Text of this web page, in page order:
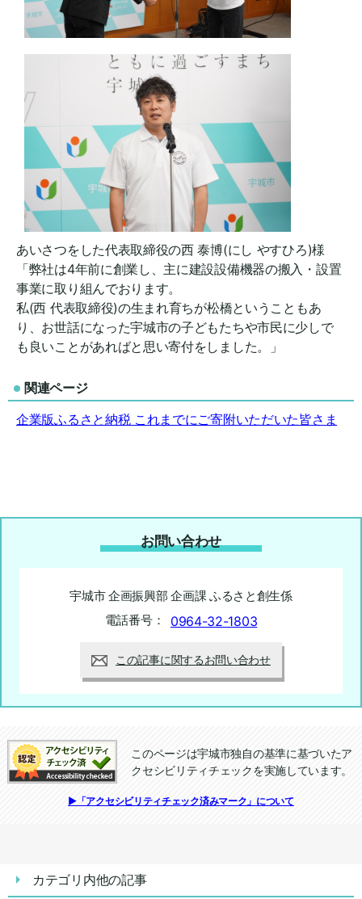
あいさつをした代表取締役の西 泰博(にし やすひろ)様
「弊社は4年前に創業し、主に建設設備機器の搬入・設置
事業に取り組んでおります。
私(西 代表取締役)の生まれ育ちが松橋ということもあ
り、お世話になった宇城市の子どもたちや市民に少しで
も良いことがあればと思い寄付をしました。」
関連ページ
企業版ふるさと納税 これまでにご寄附いただいた皆さま
お問い合わせ
宇城市 企画振興部 企画課 ふるさと創生係
電話番号：
0964-32-1803
この記事に関するお問い合わせ
追加情報：アクセシビリティチェック
このページは宇城市独自の基準に基づいたア
クセシビリティチェックを実施しています。
▶「アクセシビリティチェック済みマーク」について
カテゴリ内他の記事